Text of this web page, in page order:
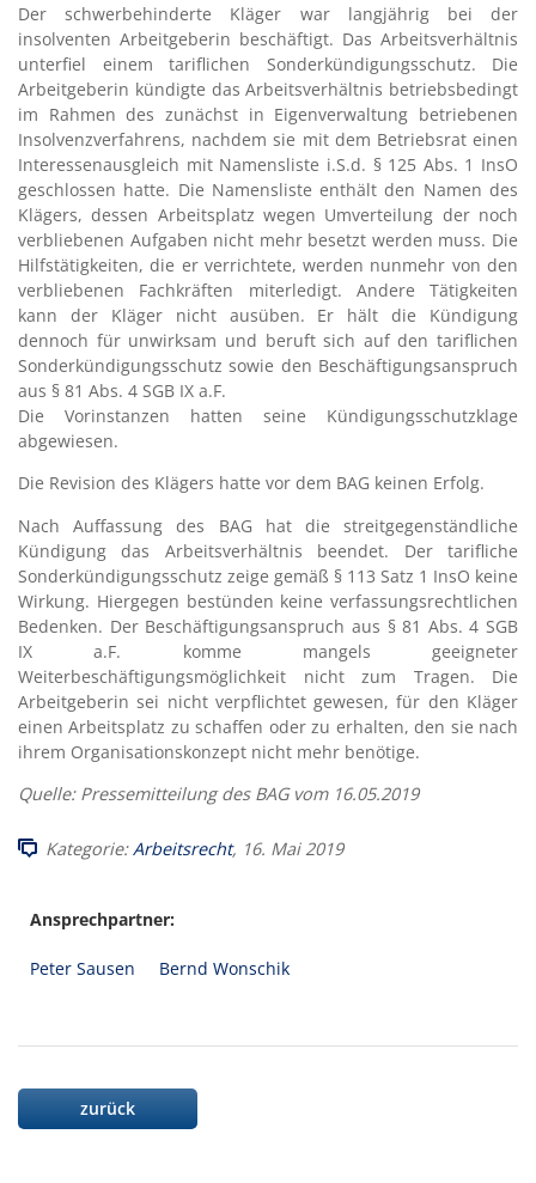
Der schwerbehinderte Kläger war langjährig bei der
insolventen Arbeitgeberin beschäftigt. Das Arbeitsverhältnis
unterfiel einem tariflichen Sonderkündigungsschutz. Die
Arbeitgeberin kündigte das Arbeitsverhältnis betriebsbedingt
im Rahmen des zunächst in Eigenverwaltung betriebenen
Insolvenzverfahrens, nachdem sie mit dem Betriebsrat einen
Interessenausgleich mit Namensliste i.S.d. § 125 Abs. 1 InsO
geschlossen hatte. Die Namensliste enthält den Namen des
Klägers, dessen Arbeitsplatz wegen Umverteilung der noch
verbliebenen Aufgaben nicht mehr besetzt werden muss. Die
Hilfstätigkeiten, die er verrichtete, werden nunmehr von den
verbliebenen Fachkräften miterledigt. Andere Tätigkeiten
kann der Kläger nicht ausüben. Er hält die Kündigung
dennoch für unwirksam und beruft sich auf den tariflichen
Sonderkündigungsschutz sowie den Beschäftigungsanspruch
aus § 81 Abs. 4 SGB IX a.F.
Die Vorinstanzen hatten seine Kündigungsschutzklage
abgewiesen.
Die Revision des Klägers hatte vor dem BAG keinen Erfolg.
Nach Auffassung des BAG hat die streitgegenständliche
Kündigung das Arbeitsverhältnis beendet. Der tarifliche
Sonderkündigungsschutz zeige gemäß § 113 Satz 1 InsO keine
Wirkung. Hiergegen bestünden keine verfassungsrechtlichen
Bedenken. Der Beschäftigungsanspruch aus § 81 Abs. 4 SGB
IX a.F. komme mangels geeigneter
Weiterbeschäftigungsmöglichkeit nicht zum Tragen. Die
Arbeitgeberin sei nicht verpflichtet gewesen, für den Kläger
einen Arbeitsplatz zu schaffen oder zu erhalten, den sie nach
ihrem Organisationskonzept nicht mehr benötige.
Quelle: Pressemitteilung des BAG vom 16.05.2019
Kategorie:Arbeitsrecht, 16. Mai 2019
Ansprechpartner:
Peter Sausen Bernd Wonschik
zurück